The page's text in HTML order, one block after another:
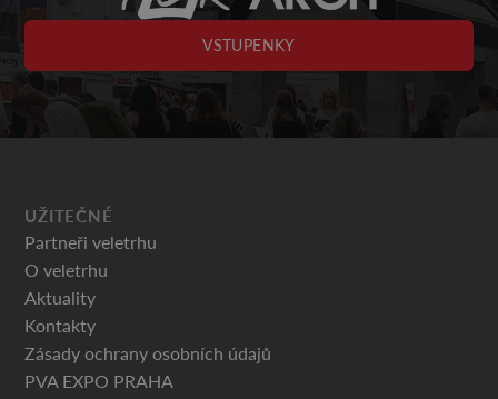
VSTUPENKY
UŽITEČNÉ
Partneři veletrhu
O veletrhu
Aktuality
Kontakty
Zásady ochrany osobních údajů
PVA EXPO PRAHA